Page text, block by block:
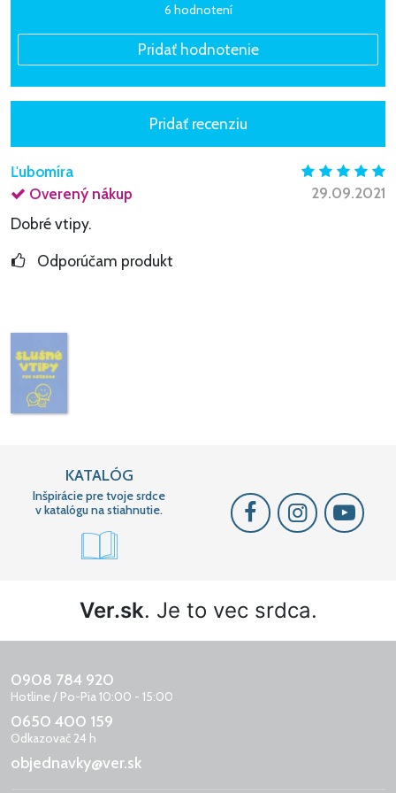
6 hodnotení
Ľubomíra
Overený nákup
29.09.2021
Dobré vtipy.
Odporúčam produkt
KATALÓG
Inšpirácie pre tvoje srdce
v katalógu na stiahnutie.
Ver.sk. Je to vec srdca.
0908 784 920
Hotline / Po-Pia 10:00 - 15:00
0650 400 159
Odkazovač 24 h
objednavky@ver.sk